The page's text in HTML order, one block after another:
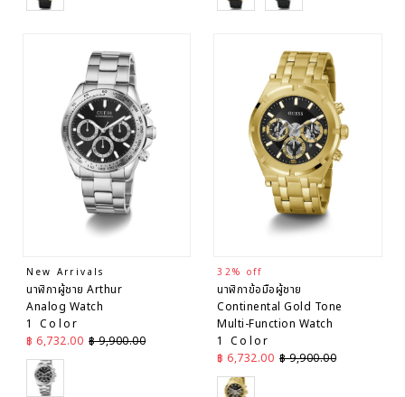
New Arrivals
นาฬิกาผู้ชาย Arthur
Analog Watch
1 Color
ราคาลด
฿ 6,732.00 ราคาปกติ
฿ 9,900.00
Silver
32% off
นาฬิกาข้อมือผู้ชาย
Continental Gold Tone
Multi-Function Watch
1 Color
ราคาลด
฿ 6,732.00 ราคาปกติ
฿ 9,900.00
Gold